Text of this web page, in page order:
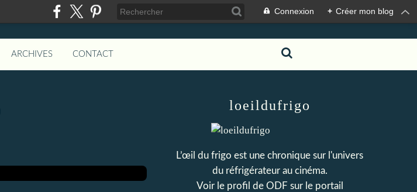
Connexion + Créer mon blog
ARCHIVES CONTACT
loeildufrigo
L’œil du frigo est une chronique sur l'univers
du réfrigérateur au cinéma.
Voir le profil de ODF sur le portail